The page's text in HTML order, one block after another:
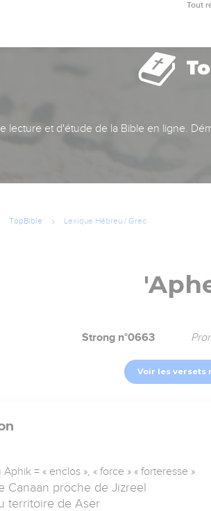
lecture et d'étude de la Bible en ligne.
TopBible Lexique Hébreu / Grec
Strong n°0663
Voir les versets
= « enclos », « force » « forteresse »
Canaan proche de Jizreel
territoire de Aser
Tout